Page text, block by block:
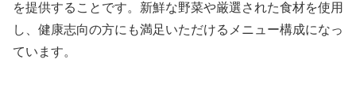
を提供することです。新鮮な野菜や厳選された食材を使用
し、健康志向の方にも満足いただけるメニュー構成になっ
ています。